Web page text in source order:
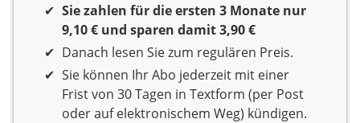
Sie zahlen für die ersten 3 Monate nur
9,10 € und sparen damit 3,90 €
Danach lesen Sie zum regulären Preis.
Sie können Ihr Abo jederzeit mit einer
Frist von 30 Tagen in Textform (per Post
oder auf elektronischem Weg) kündigen.